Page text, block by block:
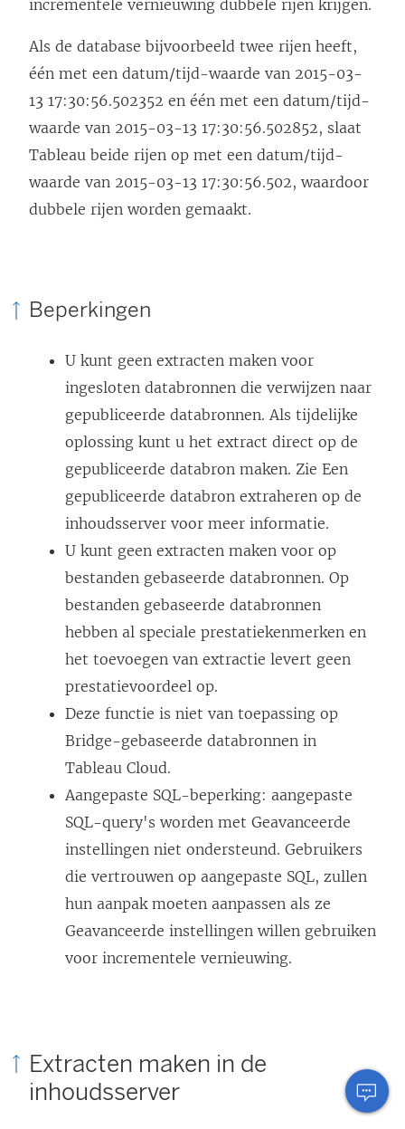
incrementele vernieuwing dubbele rijen krijgen.
Als de database bijvoorbeeld twee rijen heeft,
één met een datum/tijd-waarde van 2015-03-
13 17:30:56.502352 en één met een datum/tijd-
waarde van 2015-03-13 17:30:56.502852, slaat
Tableau beide rijen op met een datum/tijd-
waarde van 2015-03-13 17:30:56.502, waardoor
dubbele rijen worden gemaakt.
Beperkingen
U kunt geen extracten maken voor
ingesloten databronnen die verwijzen naar
gepubliceerde databronnen. Als tijdelijke
oplossing kunt u het extract direct op de
gepubliceerde databron maken. Zie Een
gepubliceerde databron extraheren op de
inhoudsserver voor meer informatie.
U kunt geen extracten maken voor op
bestanden gebaseerde databronnen. Op
bestanden gebaseerde databronnen
hebben al speciale prestatiekenmerken en
het toevoegen van extractie levert geen
prestatievoordeel op.
Deze functie is niet van toepassing op
Bridge-gebaseerde databronnen in
Tableau Cloud.
Aangepaste SQL-beperking: aangepaste
SQL-query's worden met Geavanceerde
instellingen niet ondersteund. Gebruikers
die vertrouwen op aangepaste SQL, zullen
hun aanpak moeten aanpassen als ze
Geavanceerde instellingen willen gebruiken
voor incrementele vernieuwing.
Extracten maken in de
inhoudsserver